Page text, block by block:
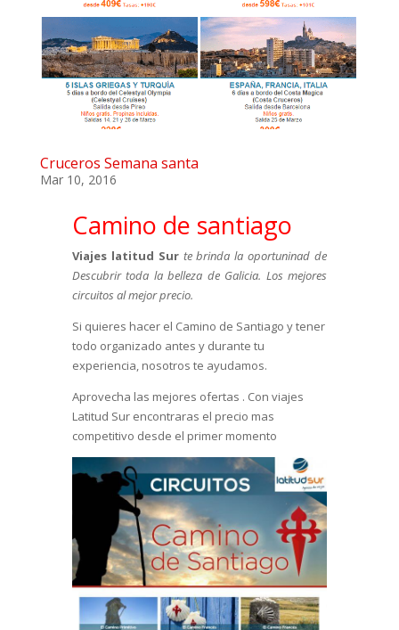
Cruceros Semana santa
Mar 10, 2016
Camino de santiago
Viajes latitud Surte brinda la oportuninad de
Descubrir toda la belleza de Galicia. Los mejores
circuitos al mejor precio.
Si quieres hacer el Camino de Santiago y tener
todo organizado antes y durante tu
experiencia, nosotros te ayudamos.
Aprovecha las mejores ofertas . Con viajes
Latitud Sur encontraras el precio mas
competitivo desde el primer momento